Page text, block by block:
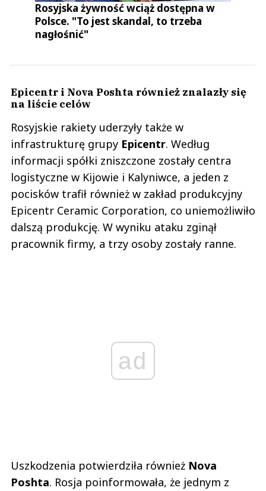
Rosyjska żywność wciąż dostępna w
Polsce. "To jest skandal, to trzeba
nagłośnić"
Epicentr i Nova Poshta również znalazły się
na liście celów
Rosyjskie rakiety uderzyły także w
infrastrukturę grupy Epicentr. Według
informacji spółki zniszczone zostały centra
logistyczne w Kijowie i Kalyniwce, a jeden z
pocisków trafił również w zakład produkcyjny
Epicentr Ceramic Corporation, co uniemożliwiło
dalszą produkcję. W wyniku ataku zginął
pracownik firmy, a trzy osoby zostały ranne.
ad
Uszkodzenia potwierdziła również Nova
Poshta. Rosja poinformowała, że jednym z